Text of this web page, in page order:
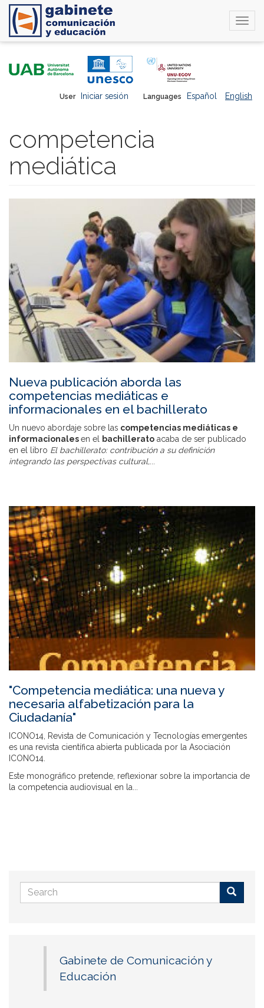
Languages Español English
User Iniciar sesión
competencia
mediática
Nueva publicación aborda las
competencias mediáticas e
informacionales en el bachillerato
Un nuevo abordaje sobre las competencias mediáticas e
informacionalesen el bachillerato acaba de ser publicado
en el libro El bachillerato: contribución a su definición
integrando las perspectivas cultural,...
"Competencia mediática: una nueva y
necesaria alfabetización para la
Ciudadanía"
ICONO14, Revista de Comunicación y Tecnologías emergentes
es una revista científica abierta publicada por la Asociación
ICONO14.
Este monográfico pretende, reflexionar sobre la importancia de
la competencia audiovisual en la...
Search
form
Gabinete de Comunicación y
Educación